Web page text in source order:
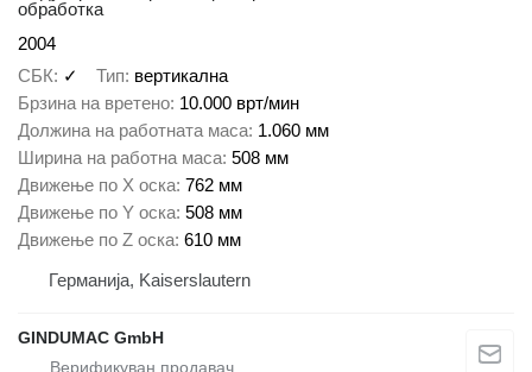
обработка
2004
СБК
✓ Тип вертикална
Брзина на вретено 10.000 врт/мин
Должина на работната маса 1.060 мм
Ширина на работна маса 508 мм
Движење по Х оска 762 мм
Движење по Y оска 508 мм
Движење по Z оска 610 мм
Германија, Kaiserslautern
GINDUMAC GmbH